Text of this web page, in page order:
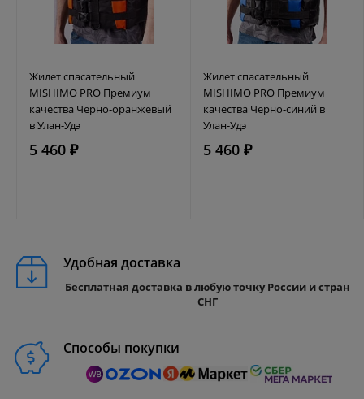
Жилет спасательный
MISHIMO PRO Премиум
качества Черно-оранжевый
в Улан-Удэ
5 460 ₽
Жилет спасательный
MISHIMO PRO Премиум
качества Черно-синий в
Улан-Удэ
5 460 ₽
Удобная доставка
Бесплатная доставка в любую точку России и стран
СНГ
Способы покупки